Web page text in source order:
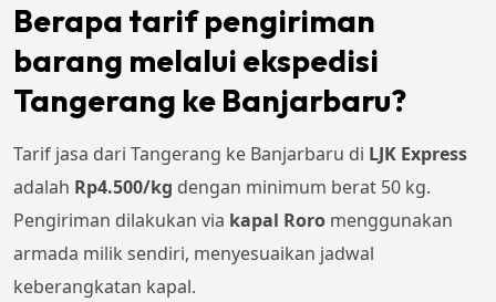
Berapa tarif pengiriman
barang melalui ekspedisi
Tangerang ke Banjarbaru?
Tarif jasa dari Tangerang ke Banjarbaru di LJK Express
adalah Rp4.500/kg dengan minimum berat 50 kg.
Pengiriman dilakukan via kapal Roro menggunakan
armada milik sendiri, menyesuaikan jadwal
keberangkatan kapal.